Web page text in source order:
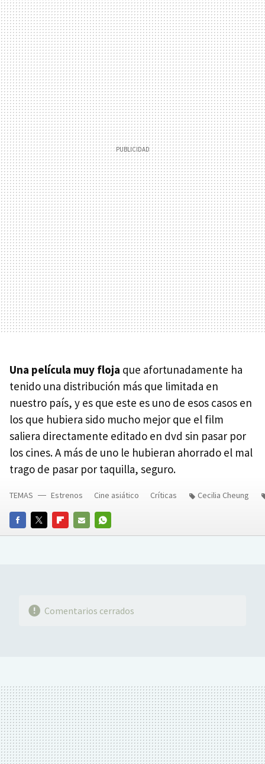
Una película muy floja que afortunadamente ha
tenido una distribución más que limitada en
nuestro país, y es que este es uno de esos casos en
los que hubiera sido mucho mejor que el film
saliera directamente editado en dvd sin pasar por
los cines. A más de uno le hubieran ahorrado el mal
trago de pasar por taquilla, seguro.
FACEBOOKTWITTERFLIPBOARD
E-
WHATSAPP
TEMAS Estrenos Cine asiático Críticas Cecilia Cheung
Comentarios cerrados